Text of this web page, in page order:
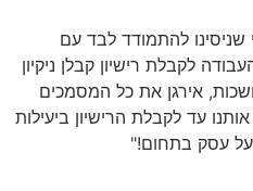
שניסינו להתמודד לבד עם
לקבלת רישיון קבלן ניקיון
אירגן את כל המסמכים
עד לקבלת הרישיון ביעילות
עסק בתחום!"